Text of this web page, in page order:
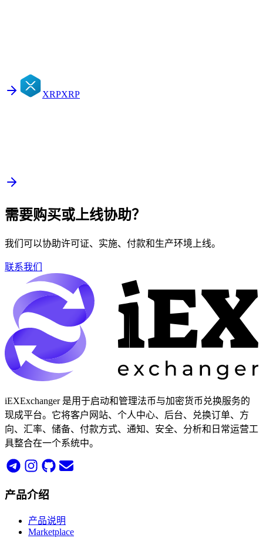
XRPXRP
需要购买或上线协助？
我们可以协助许可证、实施、付款和生产环境上线。
联系我们
iEXExchanger 是用于启动和管理法币与加密货币兑换服务的
现成平台。它将客户网站、个人中心、后台、兑换订单、方
向、汇率、储备、付款方式、通知、安全、分析和日常运营工
具整合在一个系统中。
产品介绍
产品说明
Marketplace